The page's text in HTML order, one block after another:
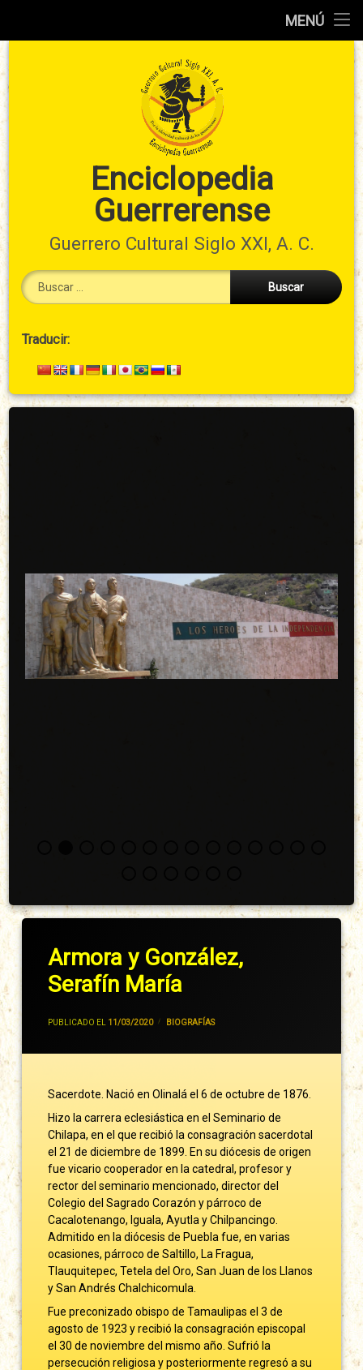
MENÚ
Enciclopedia
Guerrerense
Guerrero Cultural Siglo XXI, A. C.
Cabecera
Secundario
Traducir:
Arriba
Armora y González,
Serafín María
PUBLICADO EL 11/03/2020
JIVANCM
CATEGORÍAS:
BIOGRAFÍAS
Sacerdote. Nació en Olinalá el 6 de octubre de 1876.
Hizo la carrera eclesiástica en el Seminario de
Chilapa, en el que recibió la consagración sacerdotal
el 21 de diciembre de 1899. En su diócesis de origen
fue vicario cooperador en la catedral, profesor y
rector del seminario mencionado, director del
Colegio del Sagrado Corazón y párroco de
Cacalotenango, Iguala, Ayutla y Chilpancingo.
Admitido en la diócesis de Puebla fue, en varias
ocasiones, párroco de Saltillo, La Fragua,
Tlauquitepec, Tetela del Oro, San Juan de los Llanos
y San Andrés Chalchicomula.
Fue preconizado obispo de Tamaulipas el 3 de
agosto de 1923 y recibió la consagración episcopal
el 30 de noviembre del mismo año. Sufrió la
persecución religiosa y posteriormente regresó a su